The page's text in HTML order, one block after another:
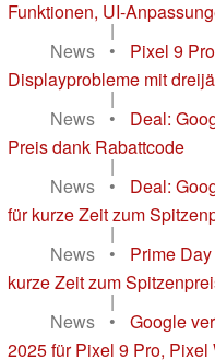
Funktionen, UI-
|
News
•
Pixel 9
Displayprobleme mit
|
News
•
Deal:
Preis dank Rabattcode
|
News
•
Deal:
für kurze Zeit zum
|
News
•
Prime
kurze Zeit zum
|
News
•
Google
2025 für Pixel 9 Pro, Pixel